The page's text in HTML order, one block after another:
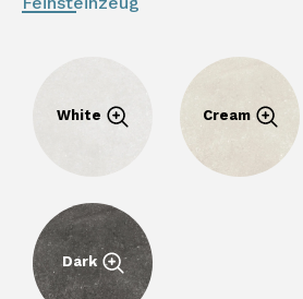
White Cream
Dark